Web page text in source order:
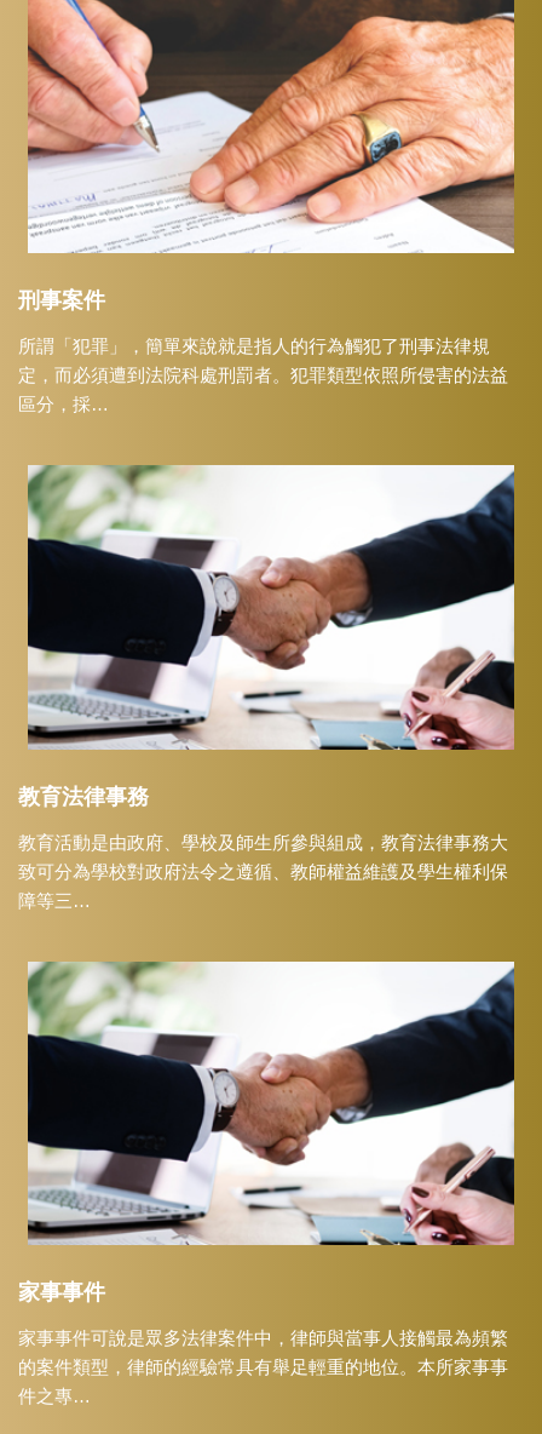
刑事案件
所謂「犯罪」，簡單來說就是指人的行為觸犯了刑事法律規
定，而必須遭到法院科處刑罰者。犯罪類型依照所侵害的法益
區分，採…
教育法律事務
教育活動是由政府、學校及師生所參與組成，教育法律事務大
致可分為學校對政府法令之遵循、教師權益維護及學生權利保
障等三…
家事事件
家事事件可說是眾多法律案件中，律師與當事人接觸最為頻繁
的案件類型，律師的經驗常具有舉足輕重的地位。本所家事事
件之專…